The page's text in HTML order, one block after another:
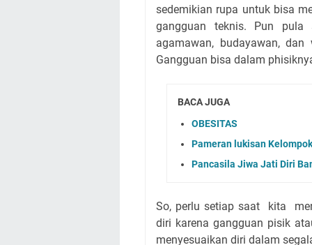
sedemikian rupa untuk bisa
gangguan teknis. Pun pula
agamawan, budayawan,
Gangguan bisa dalam
BACA JUGA
OBESITAS
Pameran lukisan
Pancasila Jiwa Jati Diri
So, perlu setiap saat kita
diri karena gangguan pisik
menyesuaikan diri dalam